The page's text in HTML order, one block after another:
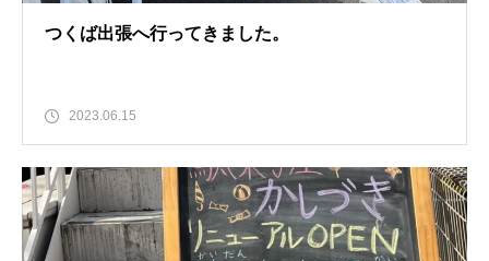
つくば出張へ行ってきました。
2023.06.15